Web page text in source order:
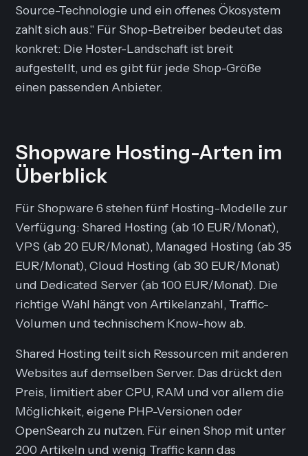
Source-Technologie und ein offenes Ökosystem
zahlt sich aus." Für Shop-Betreiber bedeutet das
konkret: Die Hoster-Landschaft ist breit
aufgestellt, und es gibt für jede Shop-Größe
einen passenden Anbieter.
Shopware Hosting-Arten im
Überblick
Für Shopware 6 stehen fünf Hosting-Modelle zur
Verfügung: Shared Hosting (ab 10 EUR/Monat),
VPS (ab 20 EUR/Monat), Managed Hosting (ab 35
EUR/Monat), Cloud Hosting (ab 30 EUR/Monat)
und Dedicated Server (ab 100 EUR/Monat). Die
richtige Wahl hängt von Artikelanzahl, Traffic-
Volumen und technischem Know-how ab.
Shared Hosting teilt sich Ressourcen mit anderen
Websites auf demselben Server. Das drückt den
Preis, limitiert aber CPU, RAM und vor allem die
Möglichkeit, eigene PHP-Versionen oder
OpenSearch zu nutzen. Für einen Shop mit unter
200 Artikeln und wenig Traffic kann das